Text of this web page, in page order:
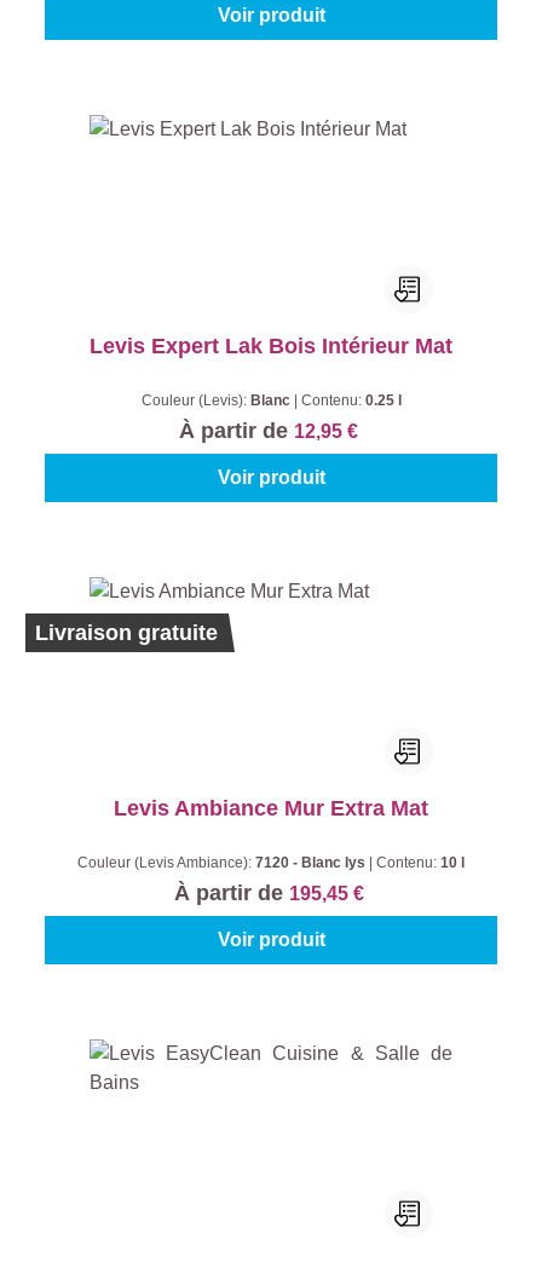
Voir produit
Levis Expert Lak Bois Intérieur Mat
Couleur (Levis): Blanc Contenu: 0.25 l
À partir de 12,95 €
Voir produit
Ecolabel
Livraison gratuite
Levis Ambiance Mur Extra Mat
Couleur (Levis Ambiance): 7120 - Blanc lys Contenu: 10 l
À partir de 195,45 €
Voir produit